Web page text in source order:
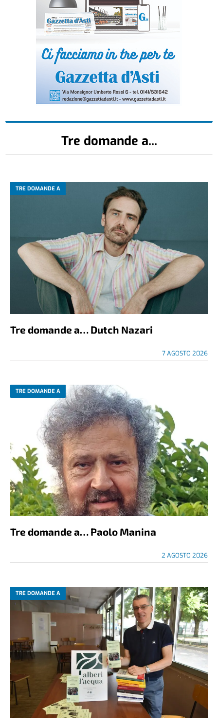
Tre domande a...
TRE DOMANDE A
Tre domande a… Dutch Nazari
7 AGOSTO 2026
TRE DOMANDE A
Tre domande a… Paolo Manina
2 AGOSTO 2026
TRE DOMANDE A